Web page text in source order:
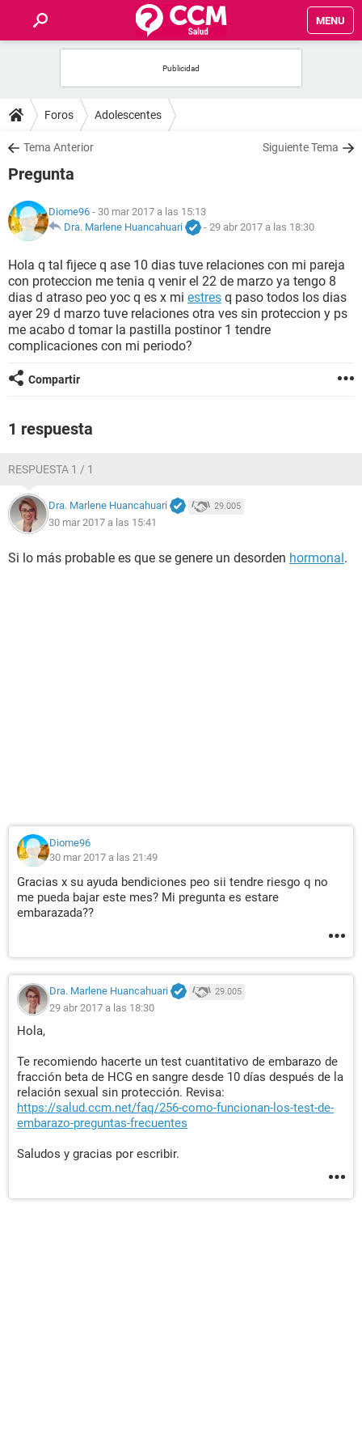
MENU
FOROS
SALUD
FAMILIA
NUTRICIÓN
BIENESTAR
SEXUALIDAD
GLOSARIO
Foros Adolescentes
Tema Anterior Siguiente Tema
Pregunta
Diome96 - 30 mar 2017 a las 15:13
Dra. Marlene Huancahuari
- 29 abr 2017 a las 18:30
Hola q tal fijece q ase 10 dias tuve relaciones con mi pareja
con proteccion me tenia q venir el 22 de marzo ya tengo 8
dias d atraso peo yoc q es x mi estres q paso todos los dias
ayer 29 d marzo tuve relaciones otra ves sin proteccion y ps
me acabo d tomar la pastilla postinor 1 tendre
complicaciones con mi periodo?
Compartir
1 respuesta
RESPUESTA 1 / 1
Dra. Marlene Huancahuari 29.005
30 mar 2017 a las 15:41
Si lo más probable es que se genere un desorden hormonal.
Diome96
30 mar 2017 a las 21:49
Gracias x su ayuda bendiciones peo sii tendre riesgo q no
me pueda bajar este mes? Mi pregunta es estare
embarazada??
Dra. Marlene Huancahuari 29.005
29 abr 2017 a las 18:30
Hola,
Te recomiendo hacerte un test cuantitativo de embarazo de
fracción beta de HCG en sangre desde 10 días después de la
relación sexual sin protección. Revisa:
https://salud.ccm.net/faq/256-como-funcionan-los-test-de-
embarazo-preguntas-frecuentes
Saludos y gracias por escribir.